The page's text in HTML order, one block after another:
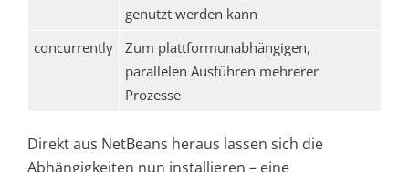
genutzt werden kann
concurrently
Zum plattformunabhängigen,
parallelen Ausführen mehrerer
Prozesse
Direkt aus NetBeans heraus lassen sich die
Abhängigkeiten nun installieren – eine